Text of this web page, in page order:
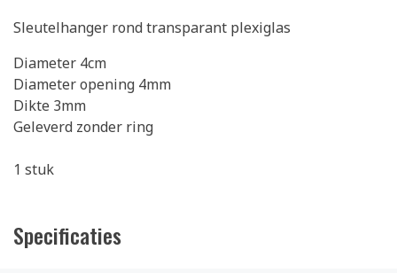
Sleutelhanger rond transparant plexiglas
Diameter 4cm
Diameter opening 4mm
Dikte 3mm
Geleverd zonder ring
1 stuk
Specificaties